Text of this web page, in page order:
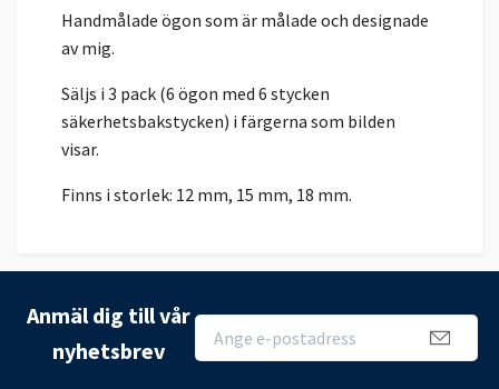
Handmålade ögon som är målade och designade
av mig.
Säljs i 3 pack (6 ögon med 6 stycken
säkerhetsbakstycken) i färgerna som bilden
visar.
Finns i storlek: 12 mm, 15 mm, 18 mm.
Anmäl dig till vår
nyhetsbrev